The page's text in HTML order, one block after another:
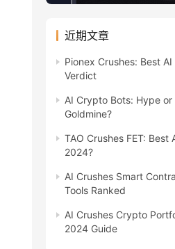
近期文章
Pionex Crushes: Best
Verdict
AI Crypto Bots: Hype or
Goldmine?
TAO Crushes FET: Best
2024?
AI Crushes Smart
Tools Ranked
AI Crushes Crypto
2024 Guide